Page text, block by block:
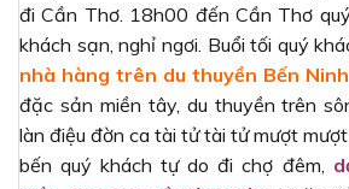
đi Cần Thơ. 18h00 đến Cần Thơ
khách sạn, nghỉ ngơi. Buổi tối quý
nhà hàng trên du thuyền Bến Ninh
đặc sản miền tây, du thuyền trên
làn điệu đờn ca tài tử tài tử mượt mượt
bến quý khách tự do đi chợ đêm,